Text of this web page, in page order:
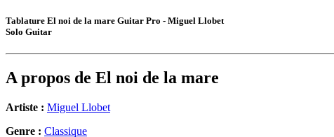
Tablature El noi de la mare Guitar Pro - Miguel Llobet
Solo Guitar
A propos de El noi de la mare
Artiste : Miguel Llobet
Genre : Classique